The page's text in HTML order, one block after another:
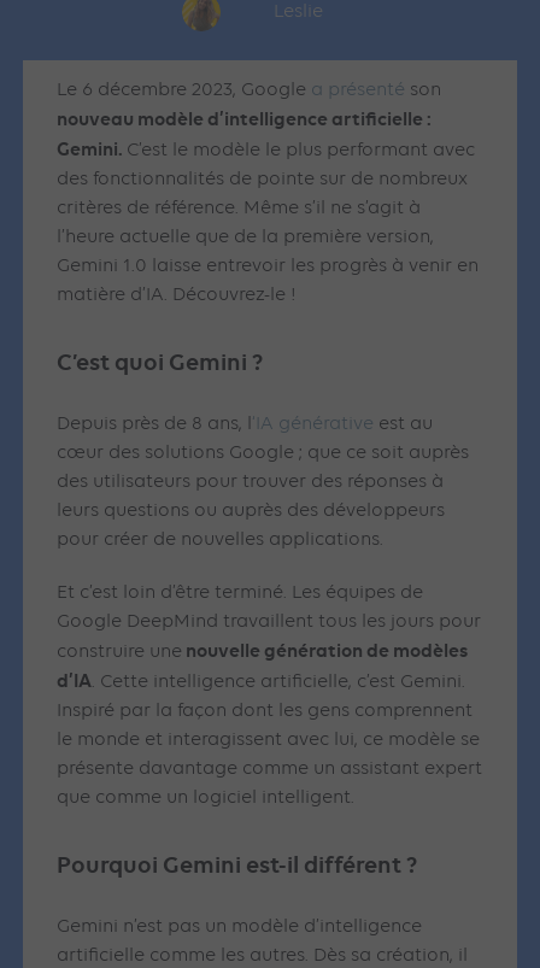
Leslie
Le 6 décembre 2023, Google a présenté son
nouveau modèle d’intelligence artificielle :
Gemini. C’est le modèle le plus performant avec
des fonctionnalités de pointe sur de nombreux
critères de référence. Même s’il ne s’agit à
l’heure actuelle que de la première version,
Gemini 1.0 laisse entrevoir les progrès à venir en
matière d’IA. Découvrez-le !
C’est quoi Gemini ?
Depuis près de 8 ans, l‘IA générative est au
cœur des solutions Google ; que ce soit auprès
des utilisateurs pour trouver des réponses à
leurs questions ou auprès des développeurs
pour créer de nouvelles applications.
Et c’est loin d’être terminé. Les équipes de
Google DeepMind travaillent tous les jours pour
construire une nouvelle génération de modèles
d’IA. Cette intelligence artificielle, c’est Gemini.
Inspiré par la façon dont les gens comprennent
le monde et interagissent avec lui, ce modèle se
présente davantage comme un assistant expert
que comme un logiciel intelligent.
Pourquoi Gemini est-il différent ?
Gemini n’est pas un modèle d’intelligence
artificielle comme les autres. Dès sa création, il